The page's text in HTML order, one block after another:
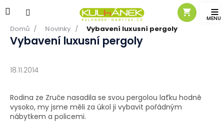
na
Domů / Novinky / Vybavení luxusní pergoly
Vybavení luxusní pergoly
18.11.2014
Rodina ze Zruče nasadila se svou pergolou laťku hodně
vysoko, my jsme měli za úkol ji vybavit pořádným
nábytkem a policemi.